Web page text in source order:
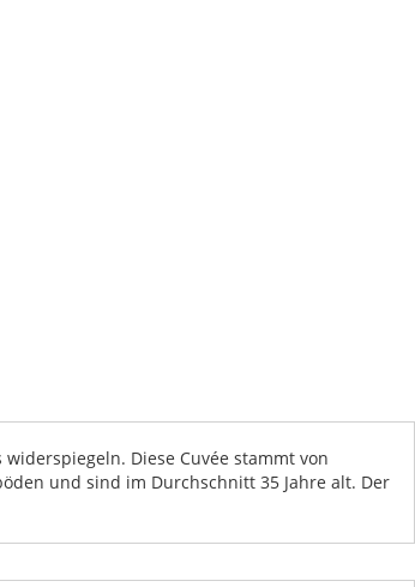
Diese Cuvée stammt von
und sind im Durchschnitt 35 Jahre alt. Der